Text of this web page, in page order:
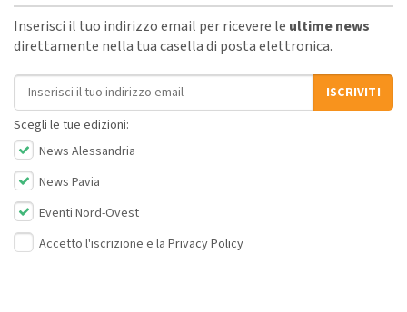
Inserisci il tuo indirizzo email per ricevere le ultime news
direttamente nella tua casella di posta elettronica.
Indirizzo email
ISCRIVITI
Scegli le tue edizioni:
News Alessandria
News Pavia
Eventi Nord-Ovest
Accetto l'iscrizione e la Privacy Policy